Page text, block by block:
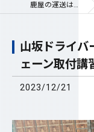
鹿屋の運送は株式会社山坂
山坂ドライ
ェーン取付講
2023/12/21